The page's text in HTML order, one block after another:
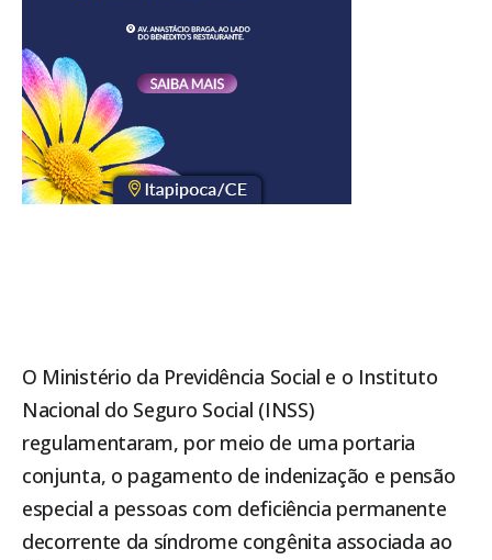
O Ministério da Previdência Social e o Instituto
Nacional do Seguro Social (INSS)
regulamentaram, por meio de uma portaria
conjunta, o pagamento de indenização e pensão
especial a pessoas com deficiência permanente
decorrente da síndrome congênita associada ao